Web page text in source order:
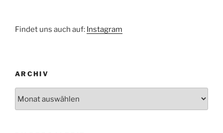
Findet uns auch auf: Instagram
ARCHIV